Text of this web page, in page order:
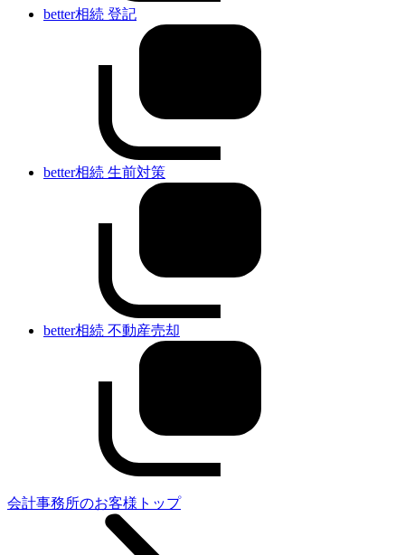
better相続 登記
better相続 生前対策
better相続 不動産売却
会計事務所のお客様トップ